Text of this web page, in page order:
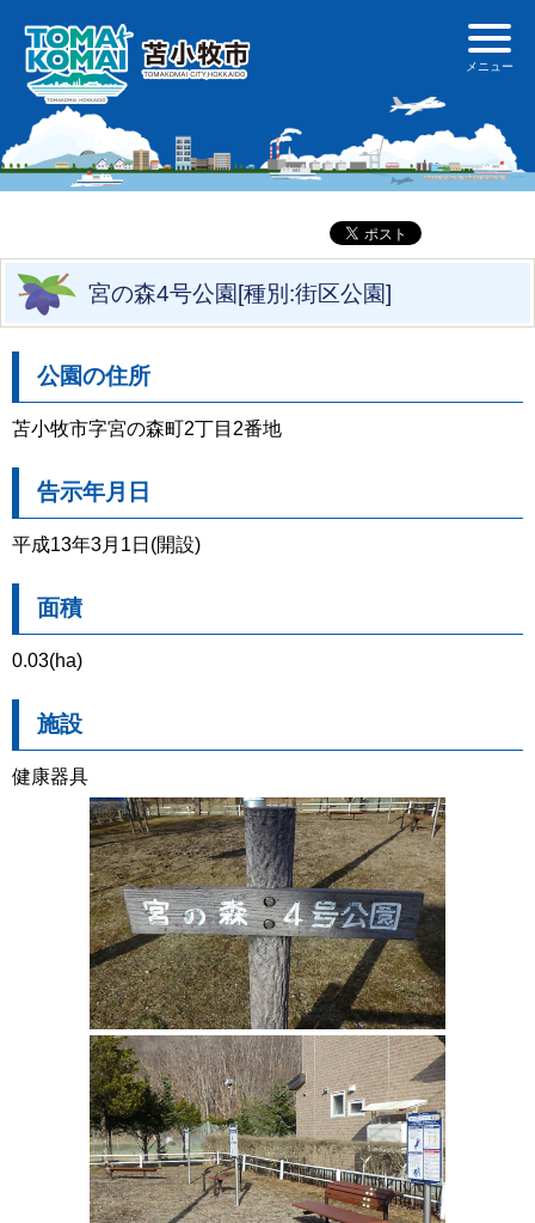
宮の森4号公園[種別:街区公園]
公園の住所
苫小牧市字宮の森町2丁目2番地
告示年月日
平成13年3月1日(開設)
面積
0.03(ha)
施設
健康器具